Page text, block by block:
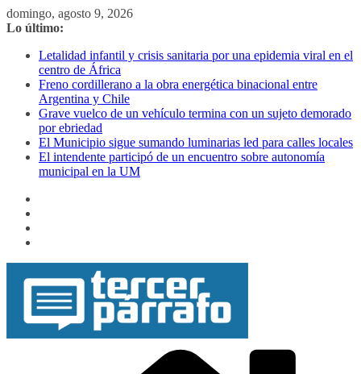
Saltar
al
domingo, agosto 9, 2026
Lo último:
Letalidad infantil y crisis sanitaria por una epidemia viral en el
centro de África
Freno cordillerano a la obra energética binacional entre
Argentina y Chile
Grave vuelco de un vehículo termina con un sujeto demorado
por ebriedad
El Municipio sigue sumando luminarias led para calles locales
El intendente participó de un encuentro sobre autonomía
municipal en la UM